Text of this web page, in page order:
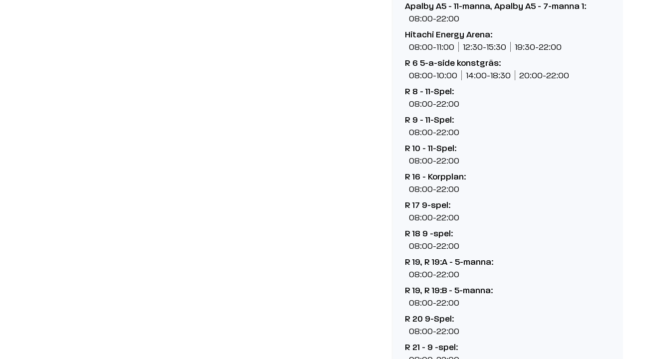
Apalby A5 - 11-manna, Apalby A5 - 7-manna 1:
08:00-22:00
Hitachi Energy Arena:
08:00-11:00 12:30-15:30 19:30-22:00
R 6 5-a-side konstgräs:
08:00-10:00 14:00-18:30 20:00-22:00
R 8 - 11-Spel:
08:00-22:00
R 9 - 11-Spel:
08:00-22:00
R 10 - 11-Spel:
08:00-22:00
R 16 - Korpplan:
08:00-22:00
R 17 9-spel:
08:00-22:00
R 18 9 -spel:
08:00-22:00
R 19, R 19:A - 5-manna:
08:00-22:00
R 19, R 19:B - 5-manna:
08:00-22:00
R 20 9-Spel:
08:00-22:00
R 21 - 9 -spel: